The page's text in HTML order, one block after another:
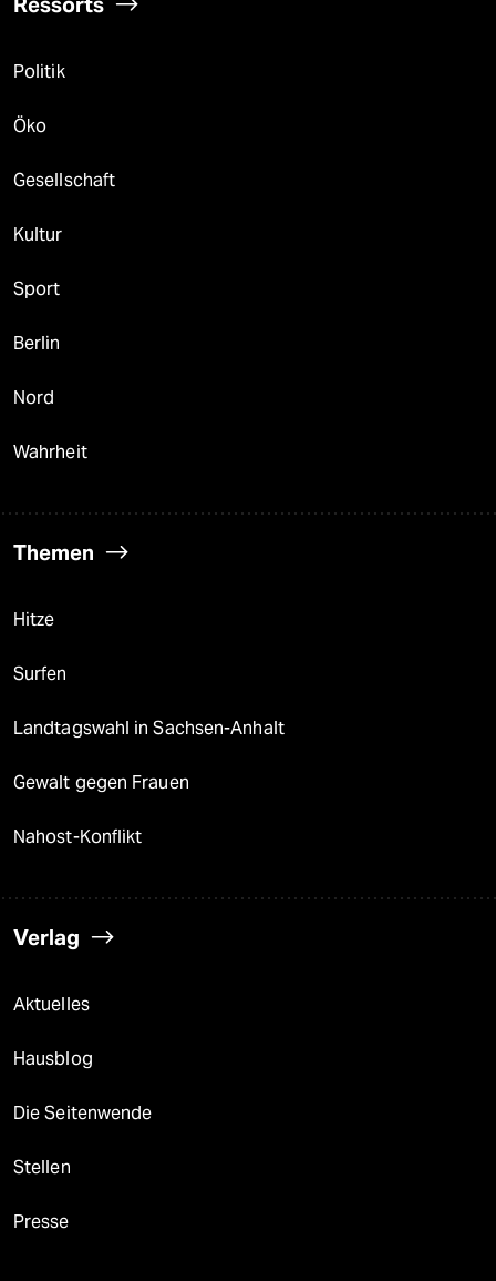
Politik
Öko
Gesellschaft
Kultur
Sport
Berlin
Nord
Wahrheit
Themen
Hitze
Surfen
Landtagswahl in Sachsen-Anhalt
Gewalt gegen Frauen
Nahost-Konflikt
Verlag
Aktuelles
Hausblog
Die Seitenwende
Stellen
Presse